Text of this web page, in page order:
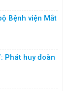
Bệnh viện Mắt
Phát huy đoàn